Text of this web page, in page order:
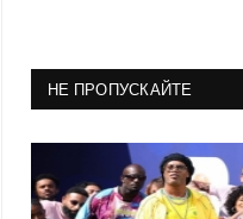
НЕ ПРОПУСКАЙТЕ